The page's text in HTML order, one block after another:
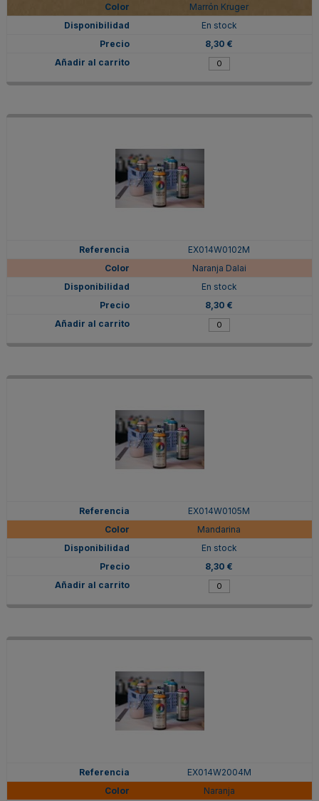
Marrón Kruger
En stock
8,30 €
EX014W0102M
Naranja Dalai
En stock
8,30 €
EX014W0105M
Mandarina
En stock
8,30 €
EX014W2004M
Naranja